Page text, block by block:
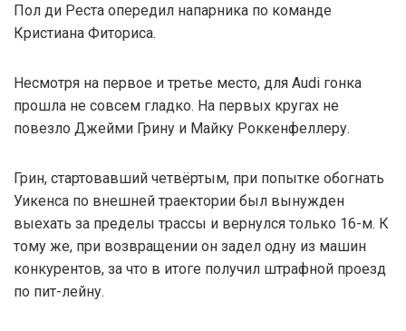
Пол ди Реста опередил напарника по команде
Кристиана Фиториса.
Несмотря на первое и третье место, для Audi гонка
прошла не совсем гладко. На первых кругах не
повезло Джейми Грину и Майку Роккенфеллеру.
Грин, стартовавший четвёртым, при попытке обогнать
Уикенса по внешней траектории был вынужден
выехать за пределы трассы и вернулся только 16-м. К
тому же, при возвращении он задел одну из машин
конкурентов, за что в итоге получил штрафной проезд
по пит-лейну.